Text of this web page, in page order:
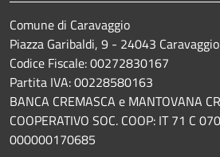
Comune di Caravaggio
Piazza Garibaldi, 9 - 24043
Codice Fiscale: 00272830167
Partita IVA: 00228580163
BANCA CREMASCA e MANTOVANA
COOPERATIVO SOC. COOP: IT 71 C
000000170685